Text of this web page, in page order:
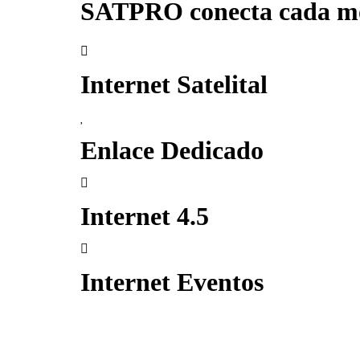
SATPRO conecta cada
Internet Satelital
Enlace Dedicado
Internet 4.5
Internet Eventos